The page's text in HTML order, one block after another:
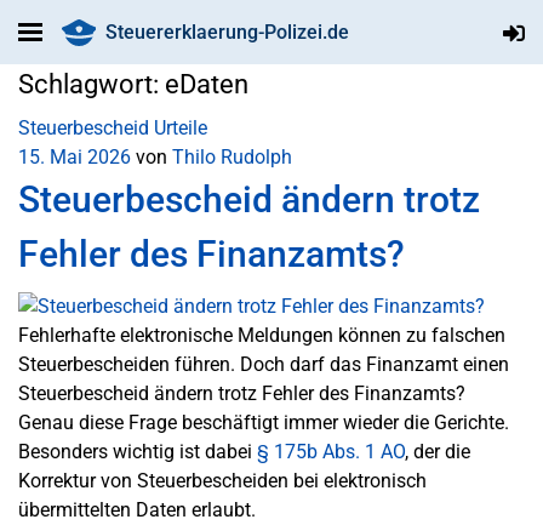
Steuererklaerung-Polizei.de
Schlagwort: eDaten
Steuerbescheid Urteile
15. Mai 2026 von Thilo Rudolph
Steuerbescheid ändern trotz
Fehler des Finanzamts?
Fehlerhafte elektronische Meldungen können zu falschen
Steuerbescheiden führen. Doch darf das Finanzamt einen
Steuerbescheid ändern trotz Fehler des Finanzamts?
Genau diese Frage beschäftigt immer wieder die Gerichte.
Besonders wichtig ist dabei § 175b Abs. 1 AO, der die
Korrektur von Steuerbescheiden bei elektronisch
übermittelten Daten erlaubt.